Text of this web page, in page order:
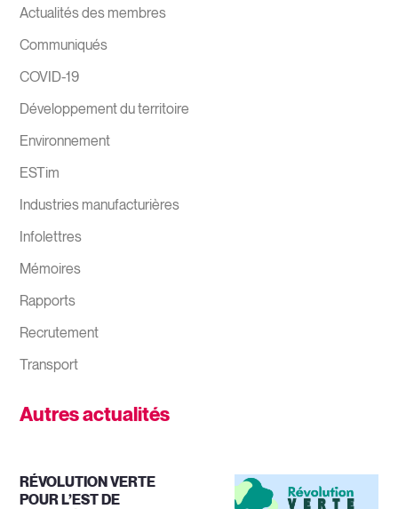
Actualités des membres
Communiqués
COVID-19
Développement du territoire
Environnement
ESTim
Industries manufacturières
Infolettres
Mémoires
Rapports
Recrutement
Transport
Autres actualités
RÉVOLUTION VERTE
POUR L’EST DE